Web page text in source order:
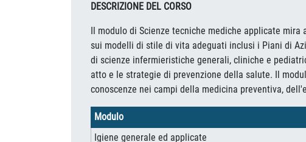
DESCRIZIONE DEL CORSO
Il modulo di Scienze tecniche mediche applicate
sui modelli di stile di vita adeguati inclusi i Piani di
di scienze infermieristiche generali, cliniche e
atto e le strategie di prevenzione della salute. Il
conoscenze nei campi della medicina preventiva,
Modulo
Igiene generale ed applicate